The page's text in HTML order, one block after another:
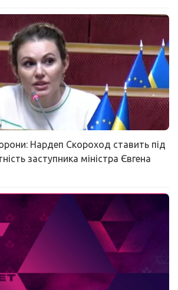
Нардеп Скороход ставить під
заступника міністра Євгена